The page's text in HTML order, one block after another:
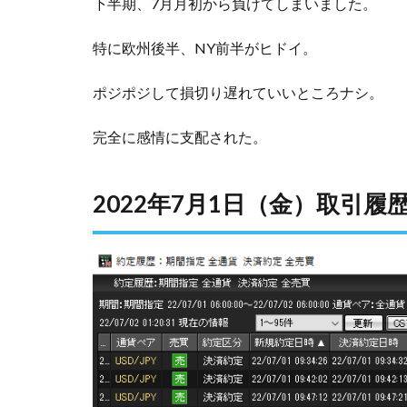
特に欧州後半、NY前半がヒドイ。
ポジポジして損切り遅れていいところナシ。
完全に感情に支配された。
2022年7月1日（金）取引履